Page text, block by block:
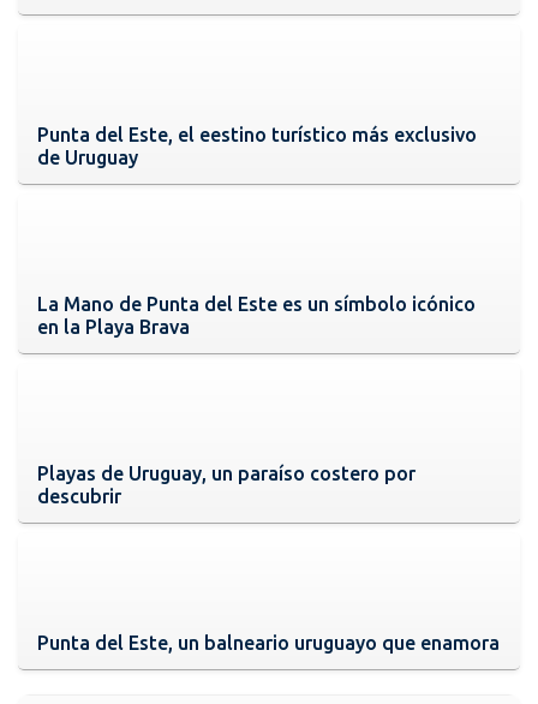
Punta del Este, el eestino turístico más exclusivo
de Uruguay
La Mano de Punta del Este es un símbolo icónico
en la Playa Brava
Playas de Uruguay, un paraíso costero por
descubrir
Punta del Este, un balneario uruguayo que enamora